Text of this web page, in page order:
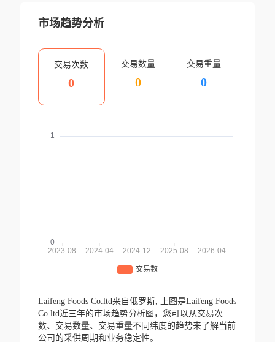
市场趋势分析
交易次数
0
交易数量
0
交易重量
0
Laifeng Foods Co.ltd来自俄罗斯,
上图是Laifeng Foods
Co.ltd近三年的市场趋势分析图，您可以从交易次
数、交易数量、交易重量不同纬度的趋势来了解当前
公司的采供周期和业务稳定性。